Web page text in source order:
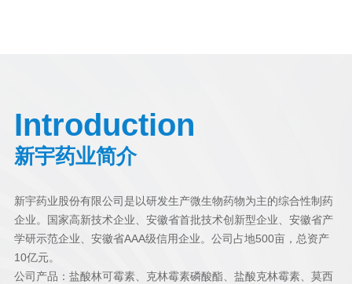
Introduction
新宇药业简介
新宇药业股份有限公司 是以研发生产微生物药物为主的综合性制药
企业。国家高新技术企业、安徽省首批技术创新型企业、安徽省产
学研示范企业、安徽省AAA级信用企业。公司占地500亩，总资产
10亿元。
公司产品：盐酸林可霉素、克林霉素磷酸酯、盐酸克林霉素、莫西